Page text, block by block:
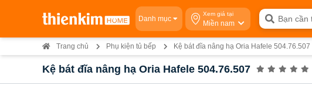
Danh mục
Xem giá tại
Miền nam
Trang chủ Phụ kiện tủ bếp Kệ bát đĩa nâng hạ Oria Hafele 504.76.507
Kệ bát đĩa nâng hạ Oria Hafele 504.76.507